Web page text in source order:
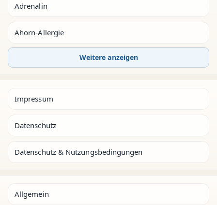
Adrenalin
Ahorn-Allergie
Weitere anzeigen
Impressum
Datenschutz
Datenschutz & Nutzungsbedingungen
Allgemein